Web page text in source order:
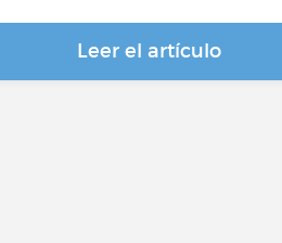
Leer el artículo